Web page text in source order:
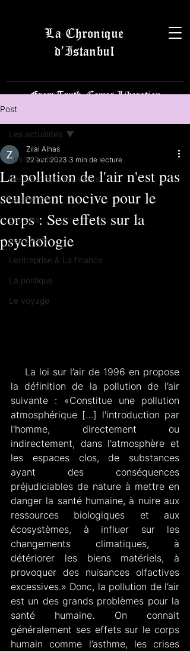
La Chronique
d’Istanbul
From Truth, Comes Liberation
Post
Les actualités
Les dernières nouvelles
La science
Les arts
Les sports
L’entreprise & La finance
La politique
Le voyage
Les actualités
La pollution de l'air n'est pas
seulement nocive pour le
corps : Ses effets sur la
psychologie
Zılal Alhas
22 avr. 2023 3 min de lecture
la définition de la pollution de l’air
suivante : «Constitue une pollution
atmosphérique […] l'introduction par
l'homme, directement ou
indirectement, dans l'atmosphère et
les espaces clos, de substances
ayant des conséquences
préjudiciables de nature à mettre en
danger la santé humaine, à nuire aux
ressources biologiques et aux
écosystèmes, à influer sur les
changements climatiques, à
détériorer les biens matériels, à
provoquer des nuisances olfactives
excessives.» Donc, la pollution de l’air
est un des grands problèmes pour la
santé humaine. On connait
généralement ses effets sur le corps
humain comme l’asthme, les crises